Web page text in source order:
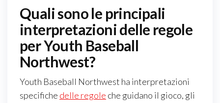
Quali sono le principali
interpretazioni delle regole
per Youth Baseball
Northwest?
Youth Baseball Northwest ha interpretazioni
specifiche delle regole che guidano il gioco, gli